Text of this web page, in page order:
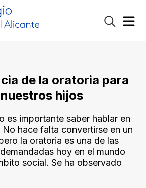
de la oratoria para
hijos
es importante saber hablar en
hace falta convertirse en un
la oratoria es una de las
hoy en el mundo
social. Se ha observado